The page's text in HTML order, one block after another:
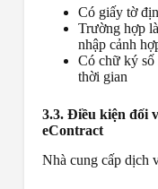
Có giấy tờ
Trường hợp
nhập cảnh
Có chữ ký số
thời gian
3.3. Điều kiện đối
eContract
Nhà cung cấp dịch